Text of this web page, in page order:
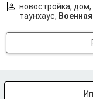
новостройка,
таунхаус,